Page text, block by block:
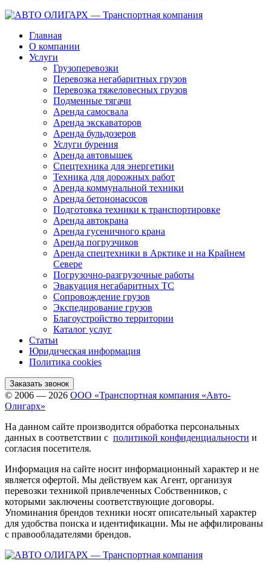
Главная
О компании
Услуги
Грузоперевозки
Перевозка негабаритных грузов
Перевозка тяжеловесных грузов
Подменные тягачи
Аренда самосвала
Аренда экскаваторов
Аренда бульдозеров
Услуги бурения
Аренда автовышек
Спецтехника для энергетики
Техника для дорожных работ
Аренда коммунальной техники
Аренда бетононасосов
Подготовка техники к транспортировке
Аренда автокрана
Аренда гусеничного крана
Аренда погрузчиков
Аренда спецтехники в Арктике и на Крайнем
Севере
Погрузочно-разгрузочные работы
Эвакуация негабаритных ТС
Сопровождение грузов
Экспедирование грузов
Благоустройство территории
Каталог услуг
Статьи
Юридическая информация
Политика cookies
Заказать звонок
© 2006 — 2026 ООО «Транспортная компания «Авто-
Олигарх»
На данном сайте производится обработка персональных
данных в соответствии с политикой конфиденциальности и
согласия посетителя.
Информация на сайте носит информационный характер и не
является офертой. Мы действуем как Агент, организуя
перевозки техникой привлеченных Собственников, с
которыми заключены соответствующие договоры.
Упоминания брендов техники носят описательный характер
для удобства поиска и идентификации. Мы не аффилированы
с правообладателями брендов.